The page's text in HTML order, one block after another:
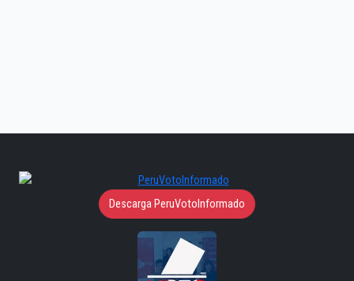
Descarga PeruVotoInformado